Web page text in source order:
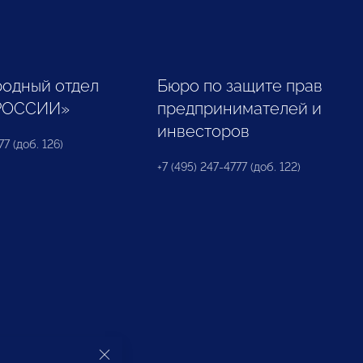
отдел
(доб. 126)
Бюро по защите прав
предпринимателей и
инвесторов
+7 (495) 247-4777 (доб. 122)